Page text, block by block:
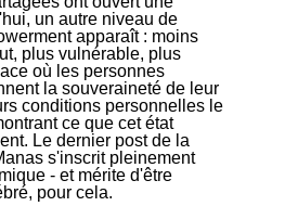
un autre niveau de
apparaît : moins
plus vulnérable, plus
où les personnes
la souveraineté de leur
conditions personnelles le
ce que cet état
Le dernier post de la
s'inscrit pleinement
- et mérite d'être
pour cela.